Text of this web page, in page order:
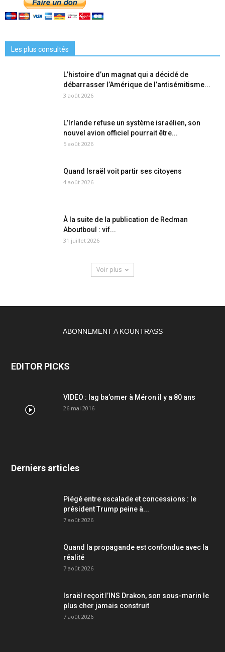
Les plus consultés
L’histoire d’un magnat qui a décidé de
débarrasser l’Amérique de l’antisémitisme...
3 août 2026
L’Irlande refuse un système israélien, son
nouvel avion officiel pourrait être...
5 août 2026
Quand Israël voit partir ses citoyens
4 août 2026
À la suite de la publication de Redman
Aboutboul : vif...
31 juillet 2026
Voir plus
ABONNEMENT A KOUNTRASS
EDITOR PICKS
VIDEO : lag ba’omer à Méron il y a 80 ans
26 mai 2016
Derniers articles
Piégé entre escalade et concessions : le
président Trump peine à...
7 août 2026
Quand la propagande est confondue avec la
réalité
7 août 2026
Israël reçoit l’INS Drakon, son sous-marin le
plus cher jamais construit
7 août 2026